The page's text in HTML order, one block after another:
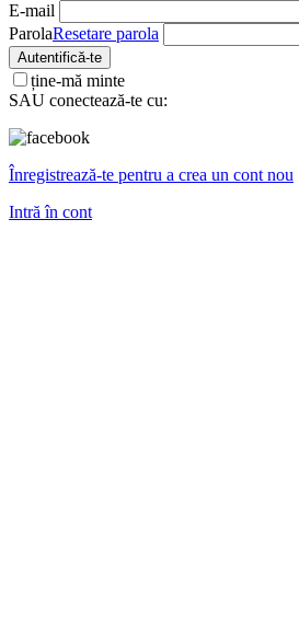
E-mail
ParolaResetare parola
Autentifică-te
ține-mă minte
SAU conectează-te cu:
Înregistrează-te pentru a crea un cont nou
Intră în cont